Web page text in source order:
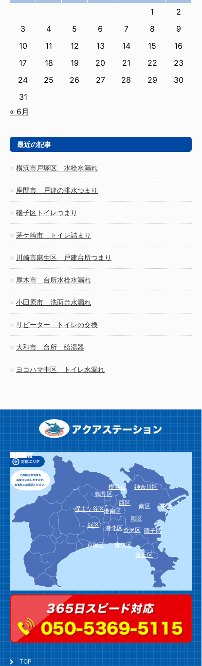
1
2
3
4 5 6 7 8
9
10
11 12 13 14 15
16
17
18 19 20 21 22
23
24
25 26 27 28 29
30
31
« 6月
最近の記事
横浜市戸塚区 水栓水漏れ
座間市 戸建の排水つまり
磯子区トイレつまり
茅ケ崎市 トイレ詰まり
川崎市麻生区 戸建台所つまり
厚木市 台所水栓水漏れ
小田原市 洗面台水漏れ
リピーター トイレの交換
大和市 台所 給湯器
ヨコハマ中区 トイレ水漏れ
横浜市
鶴見区
神奈川区
西区 中区
南区
港南区
保土ケ谷区
旭区
磯子区
金沢区
港北区
緑区
青葉区
都筑区
戸塚区
栄区
泉区
瀬谷区
川崎市
川崎区
幸区
中原区
高津区
宮前区
多摩区
麻生区
横須賀市
鎌倉市
逗子市
三浦市
葉山町
相模原市
緑区
中央区
南区
厚木市
大和市
海老名市
座間市
綾瀬市
愛川町
平塚市
藤沢市
茅ヶ崎市
秦野市
伊勢原市
寒川町
大磯町
二宮町
小田原市
南足柄市
中井町
大井町
松田町
山北町
開成町
箱根町
真鶴町
湯河原町
TOP